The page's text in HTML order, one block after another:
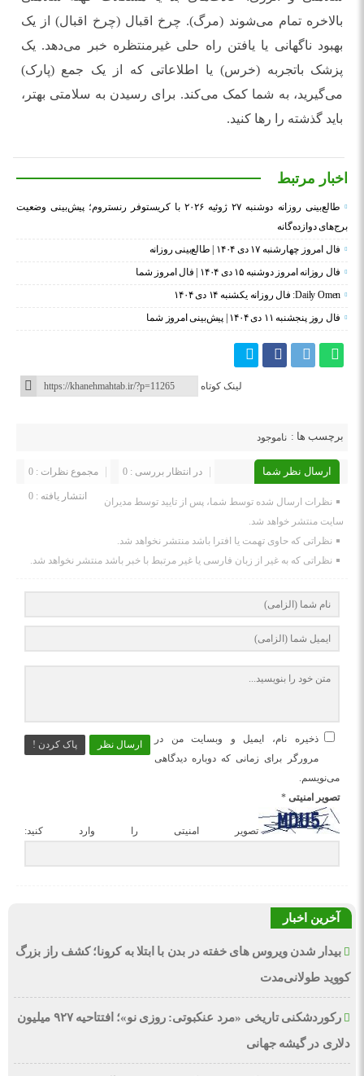
بالاخره تمام می‌شوند (مرگ). چرخ اقبال (چرخ اقبال) از یک
بهبود ناگهانی یا یافتن راه حلی غیرمنتظره خبر می‌دهد. یک
پزشک باتجربه (خرس) یا اطلاعاتی که از یک جمع (پارک)
می‌گیرید، به شما کمک می‌کند. برای رسیدن به سلامتی بهتر،
باید گذشته را رها کنید.
اخبار مرتبط
طالع‌بینی روزانه دوشنبه ۲۷ ژوئیه ۲۰۲۶ با کریستوفر رنستروم؛ پیش‌بینی وضعیت
برج‌های دوازده‌گانه
فال امروز چهارشنبه ۱۷ دی ۱۴۰۴ | طالع‌بینی روزانه
فال روزانه امروز دوشنبه ۱۵ دی ۱۴۰۴ | فال امروز شما
Daily Omen: فال روزانه یکشنبه ۱۴ دی ۱۴۰۴
فال روز پنجشنبه ۱۱ دی ۱۴۰۴ | پیش‌بینی امروز شما
لینک کوتاه
برچسب ها : ناموجود
ارسال نظر شما مجموع نظرات : 0 در انتظار بررسی : 0
انتشار یافته : 0
نظرات ارسال شده توسط شما، پس از تایید توسط مدیران
سایت منتشر خواهد شد.
نظراتی که حاوی تهمت یا افترا باشد منتشر نخواهد شد.
نظراتی که به غیر از زبان فارسی یا غیر مرتبط با خبر باشد منتشر نخواهد شد.
ارسال نظر پاک کردن !
ذخیره نام، ایمیل و وبسایت من در
مرورگر برای زمانی که دوباره دیدگاهی
می‌نویسم.
تصویر امنیتی *
تصویر امنیتی را وارد کنید:
آخرین اخبار
بیدار شدن ویروس‌ های خفته در بدن با ابتلا به کرونا؛ کشف راز بزرگ
کووید طولانی‌مدت
رکوردشکنی تاریخی «مرد عنکبوتی: روزی نو»؛ افتتاحیه ۹۲۷ میلیون
دلاری در گیشه جهانی